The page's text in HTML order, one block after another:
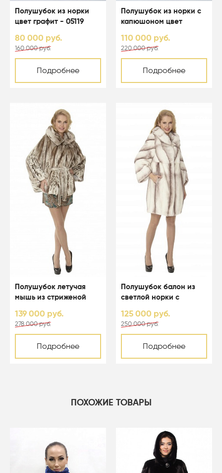
Полушубок из норки
цвет графит - 05119
80 000 руб.
160 000 руб.
Подробнее
Полушубок из норки с
капюшоном цвет
110 000 руб.
220 000 руб.
Подробнее
Полушубок летучая
мышь из стриженой
капюшоном - 01164
139 000 руб.
278 000 руб.
Подробнее
Полушубок балон из
светлой норки с
125 000 руб.
250 000 руб.
Подробнее
ПОХОЖИЕ ТОВАРЫ